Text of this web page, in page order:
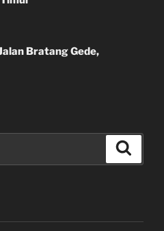
Bratang Gede,